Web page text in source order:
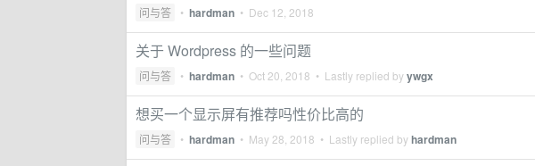
问与答 • hardman • Dec 12, 2018
关于 Wordpress 的一些问题
问与答 • hardman • Oct 20, 2018 • Lastly replied byywgx
想买一个显示屏有推荐吗性价比高的
问与答 • hardman • May 28, 2018 • Lastly replied byhardman